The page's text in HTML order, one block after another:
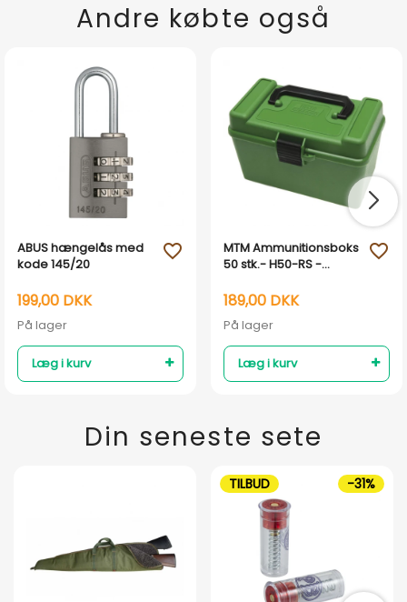
Andre købte også
ABUS hængelås med
kode 145/20
199,00 DKK
På lager
Læg i kurv
favorite_outline
MTM Ammunitionsboks
50 stk.- H50-RS -
189,00 DKK
På lager
Læg i kurv
favorite_outline
Din seneste sete
TILBUD -31%